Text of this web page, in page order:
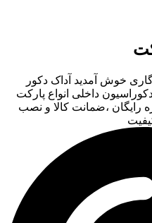
خوش آمدید آداک دکور
داخلی انواع پارکت
رایگان ،ضمانت کالا و نصب